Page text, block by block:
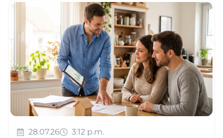
28.07.26
3:12 p.m.